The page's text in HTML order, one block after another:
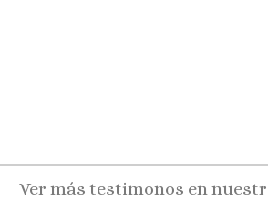
Ver más testimonos en